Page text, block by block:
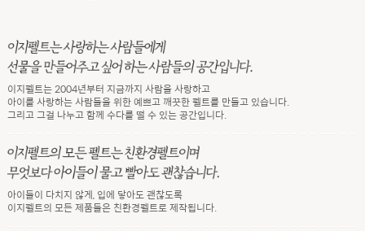
이지펠트는 2004년부터 지금까지 사람을 사랑하고
아이를 사랑하는 사람들을 위한 예쁘고 깨끗한 펠트를 만들고 있습니다.
그리고 그걸 나누고 함께 수다를 떨 수 있는 공간입니다.
아이들이 다치지 않게, 입에 닿아도 괜찮도록
이지펠트의 모든 제품들은 친환경펠트로 제작됩니다.